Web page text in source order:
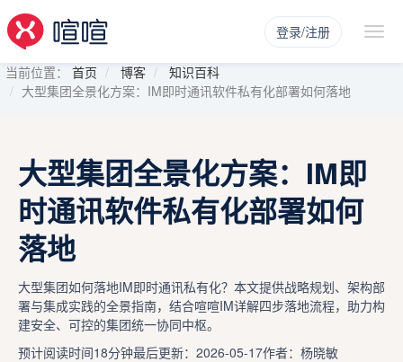
登录/注册
当前位置： 首页 博客
知识百科
大型集团全景化方案：IM即时通讯软件私有化部署如何落地
大型集团全景化方案：IM即
时通讯软件私有化部署如何
落地
大型集团如何落地IM即时通讯私有化？本文提供战略规划、架构部
署与集成实践的全景指南，结合喧喧IM详解四步落地流程，助力构
建安全、可控的集团统一协同中枢。
预计阅读时间18分钟最后更新：2026-05-17作者：杨晓敏